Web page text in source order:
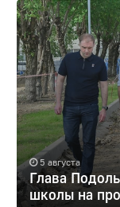
5 августа
Глава
школы на